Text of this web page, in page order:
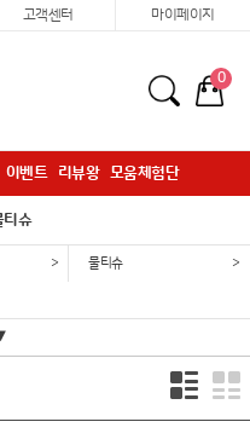
고객센터 마이페이지
0
이벤트 리뷰왕 모움체험단
티슈
> 물티슈 >